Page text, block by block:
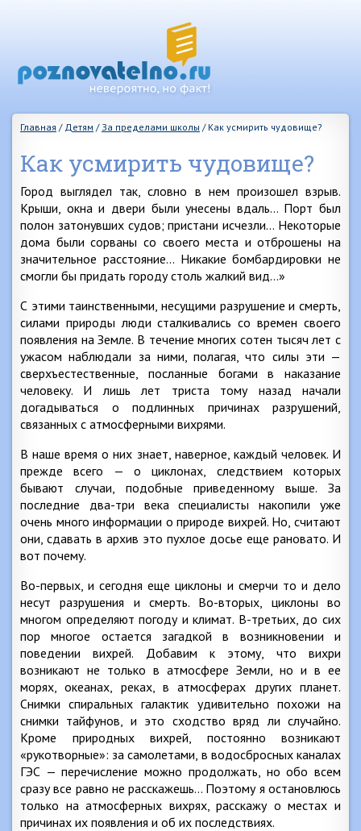
Главная / Детям / За пределами школы / Как усмирить чудовище?
Как усмирить чудовище?
Город выглядел так, словно в нем произошел взрыв.
Крыши, окна и двери были унесены вдаль… Порт был
полон затонувших судов; пристани исчезли… Некоторые
дома были сорваны со своего места и отброшены на
значительное расстояние… Никакие бомбардировки не
смогли бы придать городу столь жалкий вид…»
С этими таинственными, несущими разрушение и смерть,
силами природы люди сталкивались со времен своего
появления на Земле. В течение многих сотен тысяч лет с
ужасом наблюдали за ними, полагая, что силы эти —
сверхъестественные, посланные богами в наказание
человеку. И лишь лет триста тому назад начали
догадываться о подлинных причинах разрушений,
связанных с атмосферными вихрями.
В наше время о них знает, наверное, каждый человек. И
прежде всего — о циклонах, следствием которых
бывают случаи, подобные приведенному выше. За
последние два-три века специалисты накопили уже
очень много информации о природе вихрей. Но, считают
они, сдавать в архив это пухлое досье еще рановато. И
вот почему.
Во-первых, и сегодня еще циклоны и смерчи то и дело
несут разрушения и смерть. Во-вторых, циклоны во
многом определяют погоду и климат. В-третьих, до сих
пор многое остается загадкой в возникновении и
поведении вихрей. Добавим к этому, что вихри
возникают не только в атмосфере Земли, но и в ее
морях, океанах, реках, в атмосферах других планет.
Снимки спиральных галактик удивительно похожи на
снимки тайфунов, и это сходство вряд ли случайно.
Кроме природных вихрей, постоянно возникают
«рукотворные»: за самолетами, в водосбросных каналах
ГЭС — перечисление можно продолжать, но обо всем
сразу все равно не расскажешь… Поэтому я остановлюсь
только на атмосферных вихрях, расскажу о местах и
причинах их появления и об их последствиях.